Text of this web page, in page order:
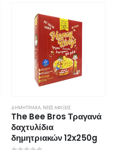
ΔΗΜΗΤΡΙΑΚΑ ΝΕΕΣ ΑΦΙΞΕΙΣ
The Bee Bros Τραγανά
δαχτυλίδια
δημητριακών 12x250g